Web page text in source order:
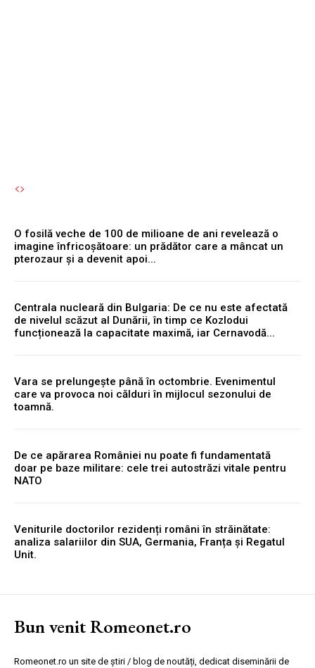
O fosilă veche de 100 de milioane de ani revelează o
imagine înfricoșătoare: un prădător care a mâncat un
pterozaur și a devenit apoi...
Centrala nucleară din Bulgaria: De ce nu este afectată
de nivelul scăzut al Dunării, în timp ce Kozlodui
funcționează la capacitate maximă, iar Cernavodă...
Vara se prelungește până în octombrie. Evenimentul
care va provoca noi călduri în mijlocul sezonului de
toamnă.
De ce apărarea României nu poate fi fundamentată
doar pe baze militare: cele trei autostrăzi vitale pentru
NATO
Veniturile doctorilor rezidenți români în străinătate:
analiza salariilor din SUA, Germania, Franța și Regatul
Unit.
Bun venit Romeonet.ro
Romeonet.ro un site de știri / blog de noutăți, dedicat diseminării de